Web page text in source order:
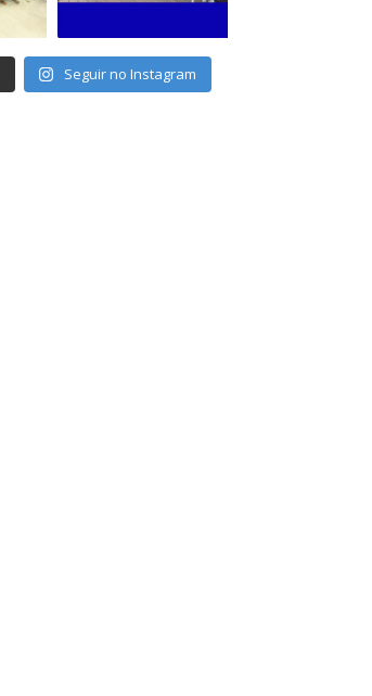
Seguir no Instagram